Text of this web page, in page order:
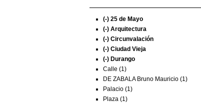
(-) 25 de Mayo
(-) Arquitectura
(-) Circunvalación
(-) Ciudad Vieja
(-) Durango
Calle (1)
DE ZABALA Bruno Mauricio (1)
Palacio (1)
Plaza (1)